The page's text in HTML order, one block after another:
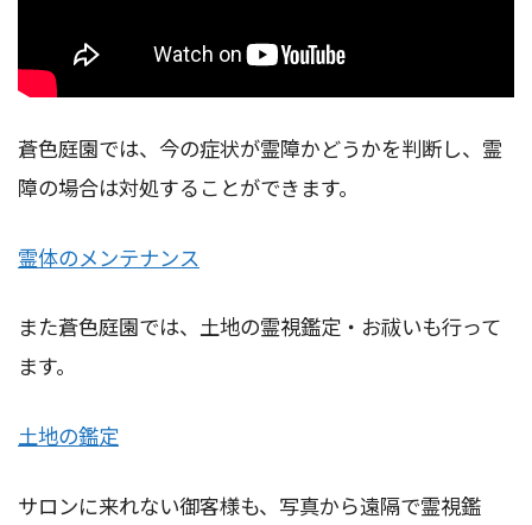
蒼色庭園では、今の症状が霊障かどうかを判断し、霊
障の場合は対処することができます。
霊体のメンテナンス
また蒼色庭園では、土地の霊視鑑定・お祓いも行って
ます。
土地の鑑定
サロンに来れない御客様も、写真から遠隔で霊視鑑